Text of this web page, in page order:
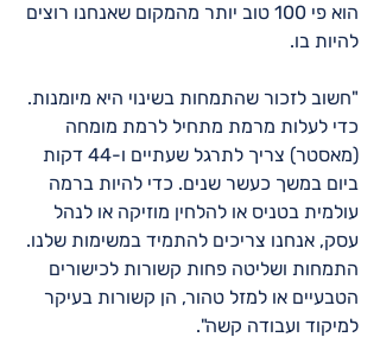
הוא פי 100 טוב יותר מהמקום שאנחנו רוצים
להיות בו.
"חשוב לזכור שהתמחות בשינוי היא מיומנות.
כדי לעלות מרמת מתחיל לרמת מומחה
(מאסטר) צריך לתרגל שעתיים ו-44 דקות
ביום במשך כעשר שנים. כדי להיות ברמה
עולמית בטניס או להלחין מוזיקה או לנהל
עסק, אנחנו צריכים להתמיד במשימות שלנו.
התמחות ושליטה פחות קשורות לכישורים
הטבעיים או למזל טהור, הן קשורות בעיקר
למיקוד ועבודה קשה".